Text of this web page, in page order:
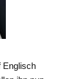
Englisch